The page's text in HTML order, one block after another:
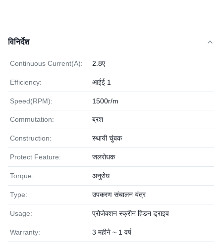
विनिर्देश
Continuous Current(A): 2.8ए
Efficiency: आईई 1
Speed(RPM): 1500r/m
Commutation: ब्रश
Construction: स्थायी चुंबक
Protect Feature: जलरोधक
Torque: अनुरोध
Type: उपकरण संचालन यंत्र
Usage: प्रोजेक्शन स्क्रीन हिडन ड्राइव
Warranty: 3 महीने ~ 1 वर्ष